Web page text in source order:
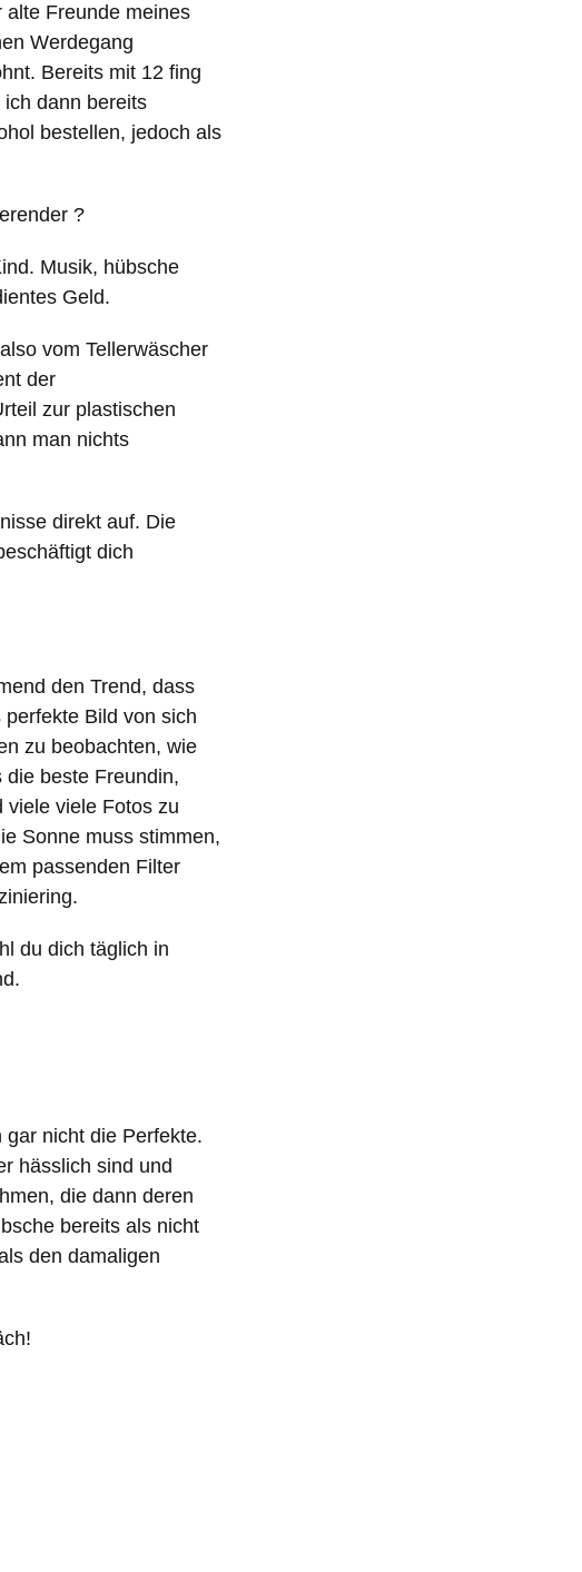
alte Freunde meines
Werdegang
Bereits mit 12 fing
dann bereits
bestellen, jedoch als
?
Musik, hübsche
Geld.
vom Tellerwäscher
der
zur plastischen
man nichts
direkt auf. Die
dich
den Trend, dass
Bild von sich
zu beobachten, wie
beste Freundin,
viele viele Fotos zu
Sonne muss stimmen,
passenden Filter
du dich täglich in
nicht die Perfekte.
hässlich sind und
die dann deren
bereits als nicht
den damaligen